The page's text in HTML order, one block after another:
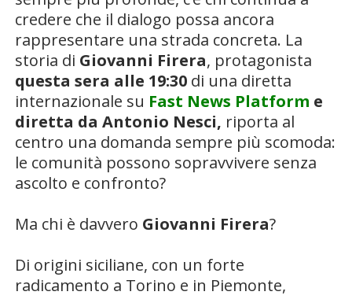
credere che il dialogo possa ancora
rappresentare una strada concreta. La
storia di Giovanni Firera, protagonista
questa sera alle 19:30di una diretta
internazionale su Fast News Platform e
diretta da Antonio Nesci, riporta al
centro una domanda sempre più scomoda:
le comunità possono sopravvivere senza
ascolto e confronto?
Ma chi è davvero Giovanni Firera?
Di origini siciliane, con un forte
radicamento a Torino e in Piemonte,